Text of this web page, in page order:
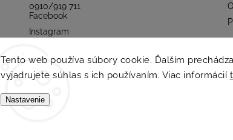
Tento web používa súbory cookie. Ďalším
vyjadrujete súhlas s ich používaním. Viac informácií
Nastavenie
0910/919 711
Facebook
Instagram